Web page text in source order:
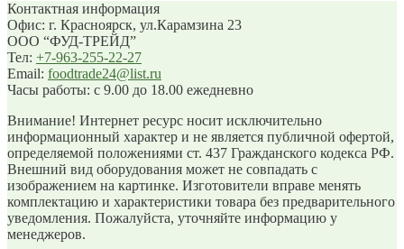
Контактная информация
Офис: г. Красноярск, ул.Карамзина 23
ООО “ФУД-ТРЕЙД”
Тел: +7-963-255-22-27
Email: foodtrade24@list.ru
Часы работы: с 9.00 до 18.00 ежедневно
Внимание! Интернет ресурс носит исключительно
информационный характер и не является публичной офертой,
определяемой положениями ст. 437 Гражданского кодекса РФ.
Внешний вид оборудования может не совпадать с
изображением на картинке. Изготовители вправе менять
комплектацию и характеристики товара без предварительного
уведомления. Пожалуйста, уточняйте информацию у
менеджеров.